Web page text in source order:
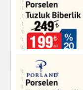
Porland Porselen
Tuzluk Biberlik Seti
Mutfak Ürünleri